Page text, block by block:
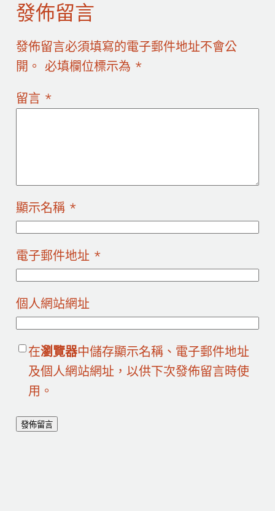
發佈留言
發佈留言必須填寫的電子郵件地址不會公
開。 必填欄位標示為 *
留言 *
顯示名稱 *
電子郵件地址 *
個人網站網址
在瀏覽器中儲存顯示名稱、電子郵件地址
及個人網站網址，以供下次發佈留言時使
用。